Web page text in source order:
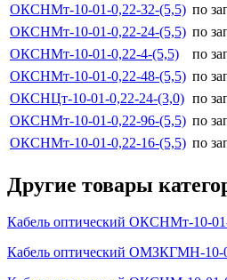
ОКСНМт-10-01-0,22-32-(5,5) по
ОКСНМт-10-01-0,22-24-(5,5) по
ОКСНМт-10-01-0,22-4-(5,5) по
ОКСНМт-10-01-0,22-48-(5,5) по
ОКСНЦт-10-01-0,22-24-(3,0) по
ОКСНМт-10-01-0,22-96-(5,5) по
ОКСНМт-10-01-0,22-16-(5,5) по
Другие товары
Кабель оптический ОКСНМт-10-
Кабель оптический ОМЗКГМН-10-